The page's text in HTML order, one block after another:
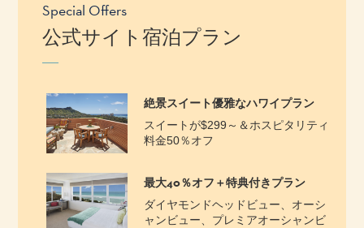
Special Offers
公式サイト宿泊プラン
絶景スイート優雅なハワイプラン
スイートが$299～＆ホスピタリティ
料金50％オフ
最大40％オフ＋特典付きプラン
ダイヤモンドヘッドビュー、オーシ
ャンビュー、プレミアオーシャンビ